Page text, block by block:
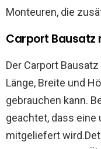
Monteuren, die
Carport Bausatz
Der Carport
Länge, Breite und
gebrauchen kann.
geachtet, dass
mitgeliefert